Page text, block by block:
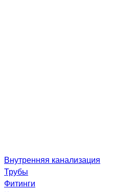
Внутренняя канализация
Трубы
Фитинги